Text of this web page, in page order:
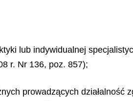
lub indywidualnej
r. Nr 136, poz. 857);
prowadzących działalność